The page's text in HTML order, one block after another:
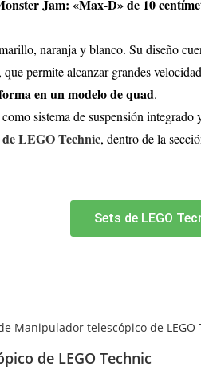
Jam: «Max-D» de 10
naranja y blanco. Su diseño
permite alcanzar grandes
en un modelo de quad.
sistema de suspensión integrado
de LEGO Technic, dentro de la
Sets de LEGO
de LEGO Technic